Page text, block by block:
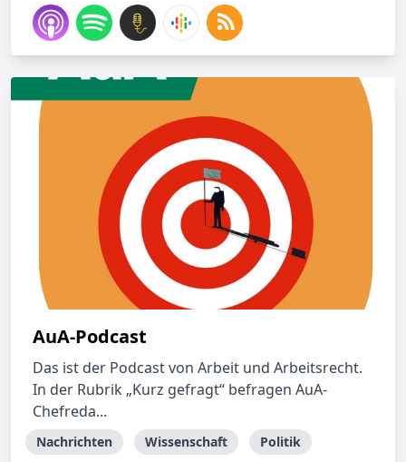
AuA-Podcast
Das ist der Podcast von Arbeit und Arbeitsrecht.
In der Rubrik „Kurz gefragt“ befragen AuA-
Chefreda...
Nachrichten Wissenschaft Politik